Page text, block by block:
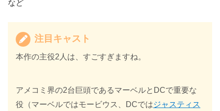
など
注目キャスト
本作の主役2人は、すごすぎますね。
アメコミ界の2台巨頭であるマーベルとDCで重要な
役（マーベルではモービウス、DCではジャスティス